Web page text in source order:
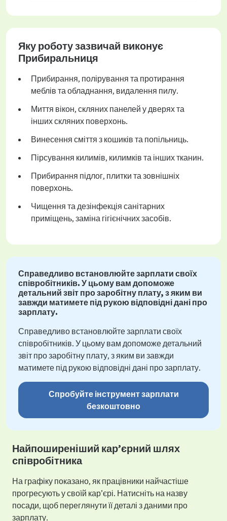
Яку роботу зазвичай виконує
Прибиральниця
Прибирання, полірування та протирання
меблів та обладнання, видалення пилу.
Миття вікон, скляних панелей у дверях та
інших скляних поверхонь.
Винесення сміття з кошиків та попільниць.
Пірсування килимів, килимків та інших тканин.
Прибирання підлог, плитки та зовнішніх
поверхонь.
Чищення та дезінфекція санітарних
приміщень, заміна гігієнічних засобів.
Справедливо встановлюйте зарплати своїх
співробітників. У цьому вам допоможе
детальний звіт про заробітну плату, з яким ви
завжди матимете під рукою відповідні дані про
зарплату.
Справедливо встановлюйте зарплати своїх
співробітників. У цьому вам допоможе детальний
звіт про заробітну плату, з яким ви завжди
матимете під рукою відповідні дані про зарплату.
Спробуйте інструмент зарплати
безкоштовно
Найпоширеніший кар’єрний шлях
співробітника
На графіку показано, як працівники найчастіше
прогресують у своїй кар’єрі. Натисніть на назву
посади, щоб переглянути її деталі з даними про
зарплату.